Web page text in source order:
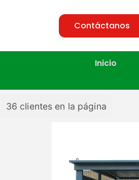
Contáctanos
Inicio
36 clientes en la página